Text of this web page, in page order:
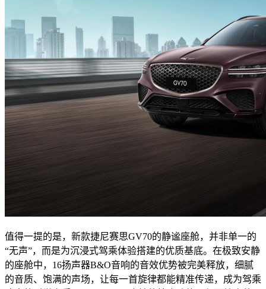
值得一提的是，新款捷尼赛思GV70的静谧座舱，并非单一的
“无声”，而是为沉浸式驾乘体验搭建的优质基底。在极致安静
的座舱中，16扬声器B&O音响的音效优势被完美释放，细腻
的音质、饱满的声场，让每一首旋律都能精准传递，成为驾乘